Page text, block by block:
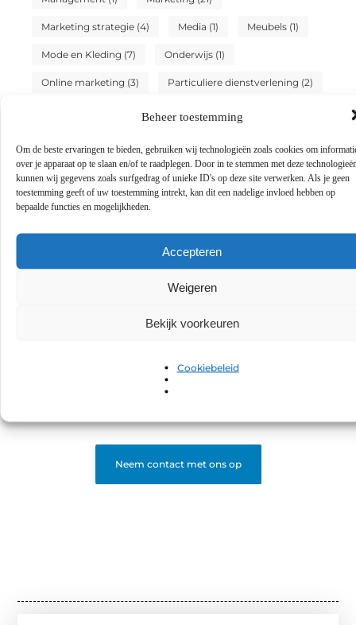
Beheer toestemming
Om de beste ervaringen te bieden, gebruiken wij technologieën zoals cookies om
over je apparaat op te slaan en/of te raadplegen. Door in te stemmen met deze
kunnen wij gegevens zoals surfgedrag of unieke ID's op deze site verwerken. Als je geen
toestemming geeft of uw toestemming intrekt, kan dit een nadelige invloed hebben op
bepaalde functies en mogelijkheden.
Accepteren
Weigeren
Bekijk voorkeuren
Cookiebeleid
Marketing strategie(4) Media (1) Meubels(1)
Mode en Kleding (7) Onderwijs(1)
Online marketing (3) Particuliere dienstverlening (2)
Vervoer en transport (3) Winkelen(19)
Woning en Tuin(10) Zakelijk(10)
(2)
Sluit je aan bij ons blognetwerk!
waar schrijvers en lezers elkaar vinden. Registreer en
start met bloggen.
Neem contact met ons op